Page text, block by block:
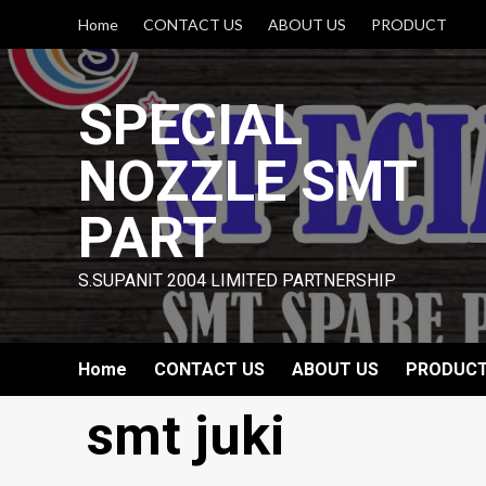
content
Home CONTACT US ABOUT US PRODUCT
SPECIAL
NOZZLE SMT
PART
S.SUPANIT 2004 LIMITED PARTNERSHIP
Home CONTACT US ABOUT US
smt juki